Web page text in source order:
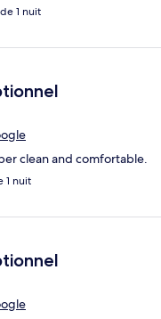
1 nuit
clean and comfortable.
1 nuit